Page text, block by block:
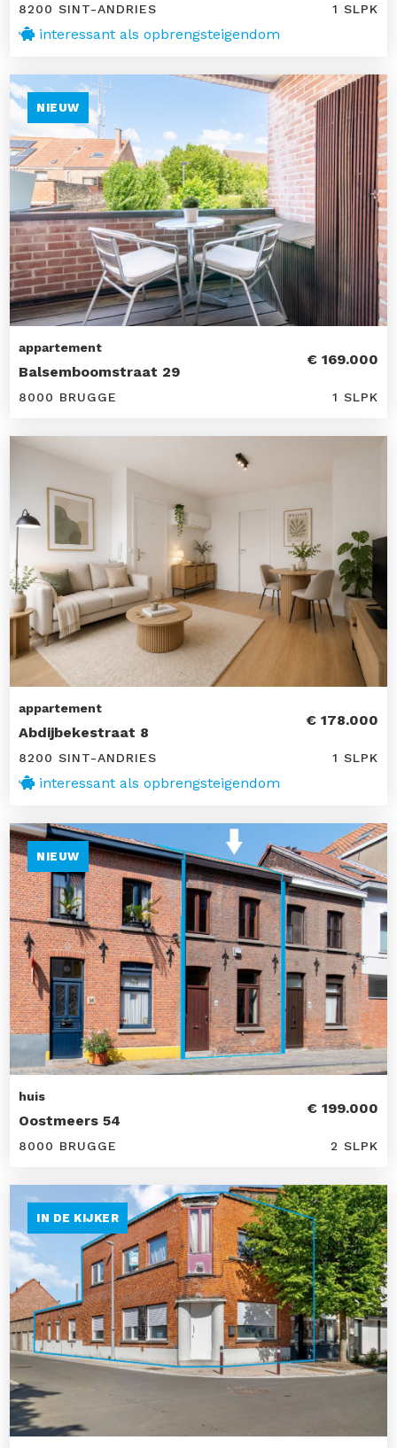
8200 SINT-ANDRIES 1 SLPK
interessant als opbrengsteigendom
NIEUW
appartement
Balsemboomstraat 29
€ 169.000
8000 BRUGGE 1 SLPK
appartement
Abdijbekestraat 8
€ 178.000
8200 SINT-ANDRIES 1 SLPK
interessant als opbrengsteigendom
NIEUW
huis
Oostmeers 54
€ 199.000
8000 BRUGGE 2 SLPK
IN DE KIJKER